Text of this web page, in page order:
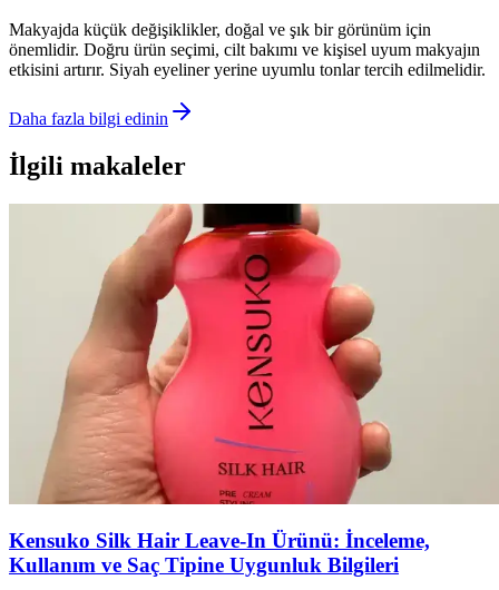
Makyajda küçük değişiklikler, doğal ve şık bir görünüm için
önemlidir. Doğru ürün seçimi, cilt bakımı ve kişisel uyum makyajın
etkisini artırır. Siyah eyeliner yerine uyumlu tonlar tercih edilmelidir.
Daha fazla bilgi edinin
İlgili makaleler
Kensuko Silk Hair Leave-In Ürünü: İnceleme,
Kullanım ve Saç Tipine Uygunluk Bilgileri